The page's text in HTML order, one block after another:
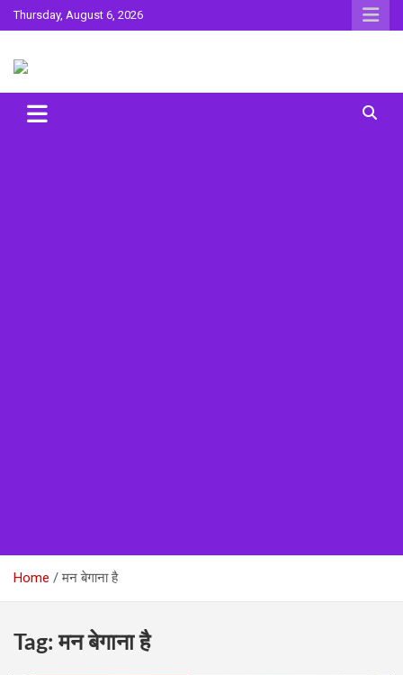
Skip
to
Thursday, August 6, 2026
Surta
Home मन बेगाना है
Tag:मन बेगाना है